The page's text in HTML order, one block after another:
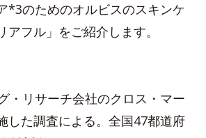
*3のためのオルビスのスキンケ
アフル」をご紹介します。
・リサーチ会社のクロス・マー
した調査による。全国47都道府